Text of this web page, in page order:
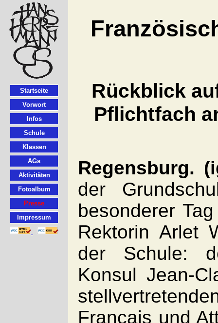
Rückblick
Pflichtfach
Regensburg.
der
besonderer
Rektorin Arlet
der Schule:
Konsul Jean-
Français und
Startseite
Vorwort
Infos
Schule
Klassen
AGs
Aktivitäten
Fotoalbum
Presse
Impressum